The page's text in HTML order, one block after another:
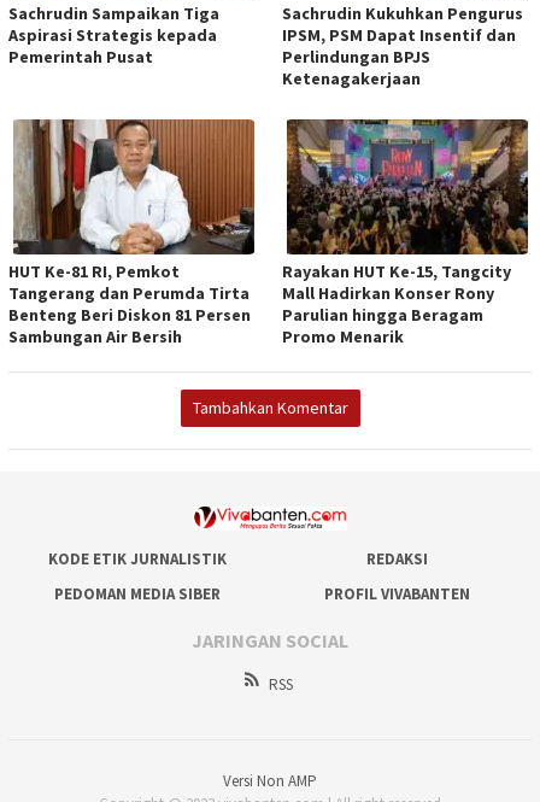
Sachrudin Sampaikan Tiga
Aspirasi Strategis kepada
Pemerintah Pusat
Sachrudin Kukuhkan Pengurus
IPSM, PSM Dapat Insentif dan
Perlindungan BPJS
Ketenagakerjaan
HUT Ke-81 RI, Pemkot
Tangerang dan Perumda Tirta
Benteng Beri Diskon 81 Persen
Sambungan Air Bersih
Rayakan HUT Ke-15, Tangcity
Mall Hadirkan Konser Rony
Parulian hingga Beragam
Promo Menarik
Tambahkan Komentar
KODE ETIK JURNALISTIK
REDAKSI
PEDOMAN MEDIA SIBER
PROFIL VIVABANTEN
JARINGAN SOCIAL
RSS
Versi Non AMP